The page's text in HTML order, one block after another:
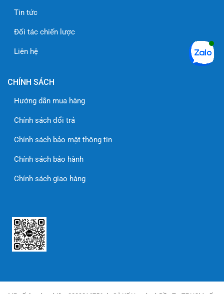
Tin tức
Đối tác chiến lược
Liên hệ
CHÍNH SÁCH
Hướng dẫn mua hàng
Chính sách đổi trả
Chính sách bảo mật thông tin
Chính sách bảo hành
Chính sách giao hàng